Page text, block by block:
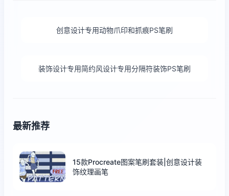
创意设计专用动物爪印和抓痕PS笔刷
装饰设计专用简约风设计专用分隔符装饰PS笔刷
最新推荐
15款Procreate图案笔刷套装|创意设计装
饰纹理画笔